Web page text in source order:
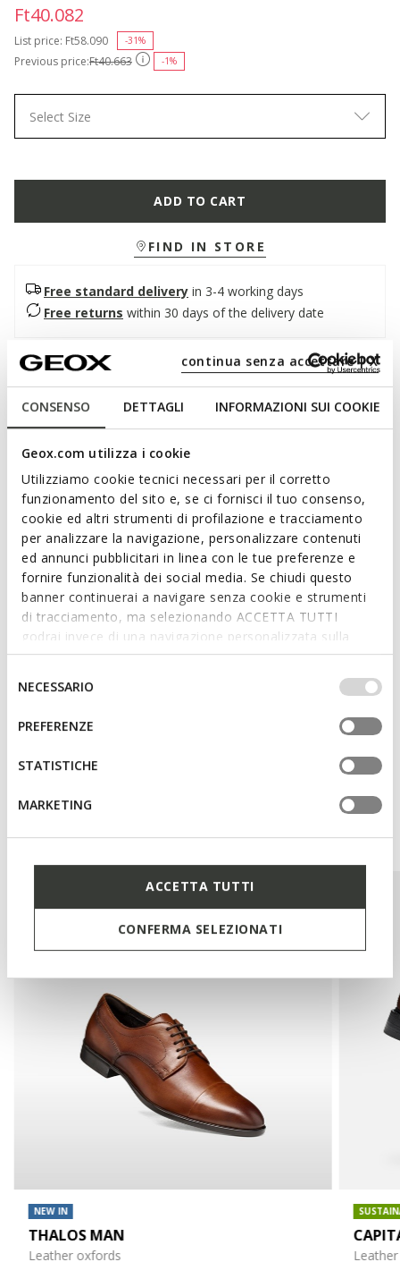
CONSENSO DETTAGLI INFORMAZIONI SUI COOKIE
Geox.com utilizza i cookie
Utilizziamo cookie tecnici necessari per il corretto
funzionamento del sito e, se ci fornisci il tuo consenso,
cookie ed altri strumenti di profilazione e tracciamento
per analizzare la navigazione, personalizzare contenuti
ed annunci pubblicitari in linea con le tue preferenze e
fornire funzionalità dei social media. Se chiudi questo
banner continuerai a navigare senza cookie e strumenti
di tracciamento, ma selezionando ACCETTA TUTTI
godrai invece di una navigazione personalizzata sulla
base dei tuoi gusti ed interessi. Selezionando
IMPOSTAZIONI potrai anche scegliere quali cookies ed
altri strumenti di tracciamento autorizzare. Per maggiori
informazioni o per modificare in qualsiasi momento le
tue impostazioni, visita la nostra
del
consenso
NECESSARIO
PREFERENZE
STATISTICHE
MARKETING
ACCETTA TUTTI
CONFERMA SELEZIONATI
continua senza accettare | X
Previous price:Ft40.663 -1%
List price: Price reduced from
Ft58.090 -31%
Ft40.082
Select Size
ADD TO CART
FIND IN STORE
Free standard delivery in 3-4 working days
Free returns within 30 days of the delivery date
Description
Men's formal shoe with a refined and timeless design,
cognac leather. Comfortable and breathable, Barberigo is
ideal for enhancing the most sophisticated business looks.
ITEM CODE:U56MBD00043C6610
Features
Lace fastening
Materials
You may also like
NEW IN
THALOS MAN
Leather oxfords